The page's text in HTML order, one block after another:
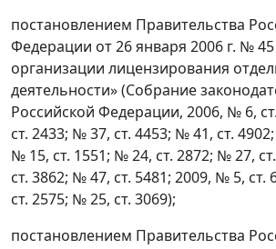
постановлением Правительства
Федерации от 26 января 2006 г. №
организации лицензирования
деятельности» (Собрание
Российской Федерации, 2006, № 6,
ст. 2433; № 37, ст. 4453; № 41, ст.
№ 15, ст. 1551; № 24, ст. 2872; № 27,
ст. 3862; № 47, ст. 5481; 2009, № 5, ст.
ст. 2575; № 25, ст. 3069);
постановлением Правительства